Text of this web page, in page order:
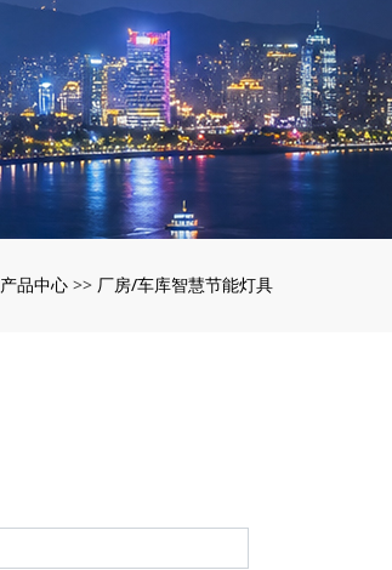
产品中心 >> 厂房/车库智慧节能灯具